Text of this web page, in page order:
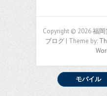
Copyright © 2026福岡
ブログ | Theme by:
モバイル